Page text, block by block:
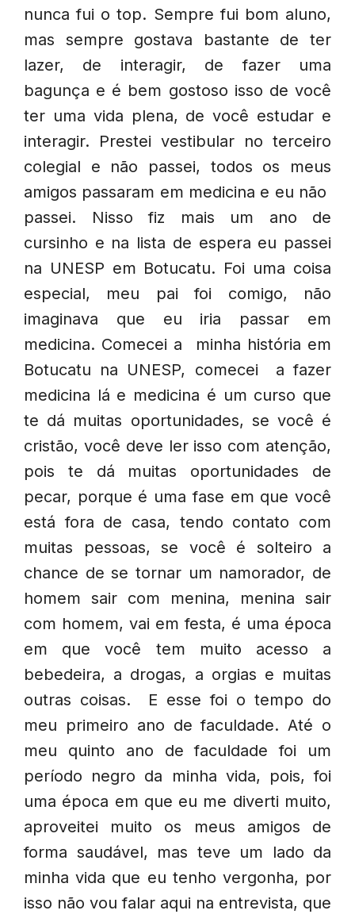
nunca fui o top. Sempre fui bom aluno,
mas sempre gostava bastante de ter
lazer, de interagir, de fazer uma
bagunça e é bem gostoso isso de você
ter uma vida plena, de você estudar e
interagir. Prestei vestibular no terceiro
colegial e não passei, todos os meus
amigos passaram em medicina e eu não
passei. Nisso fiz mais um ano de
cursinho e na lista de espera eu passei
na UNESP em Botucatu. Foi uma coisa
especial, meu pai foi comigo, não
imaginava que eu iria passar em
medicina. Comecei a minha história em
Botucatu na UNESP, comecei a fazer
medicina lá e medicina é um curso que
te dá muitas oportunidades, se você é
cristão, você deve ler isso com atenção,
pois te dá muitas oportunidades de
pecar, porque é uma fase em que você
está fora de casa, tendo contato com
muitas pessoas, se você é solteiro a
chance de se tornar um namorador, de
homem sair com menina, menina sair
com homem, vai em festa, é uma época
em que você tem muito acesso a
bebedeira, a drogas, a orgias e muitas
outras coisas. E esse foi o tempo do
meu primeiro ano de faculdade. Até o
meu quinto ano de faculdade foi um
período negro da minha vida, pois, foi
uma época em que eu me diverti muito,
aproveitei muito os meus amigos de
forma saudável, mas teve um lado da
minha vida que eu tenho vergonha, por
isso não vou falar aqui na entrevista, que